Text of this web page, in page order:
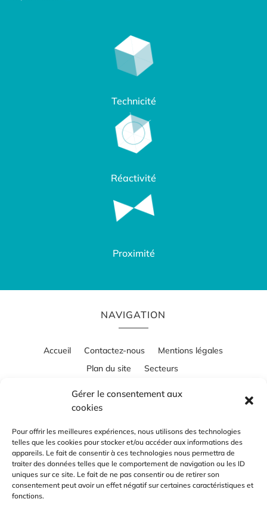
Gérer le consentement aux
cookies
Pour offrir les meilleures expériences, nous utilisons des technologies
telles que les cookies pour stocker et/ou accéder aux informations des
appareils. Le fait de consentir à ces technologies nous permettra de
traiter des données telles que le comportement de navigation ou les ID
uniques sur ce site. Le fait de ne pas consentir ou de retirer son
consentement peut avoir un effet négatif sur certaines caractéristiques et
fonctions.
Technicité
Réactivité
Proximité
NAVIGATION
Accueil Contactez-nous
Mentions légales
Plan du site
Secteurs